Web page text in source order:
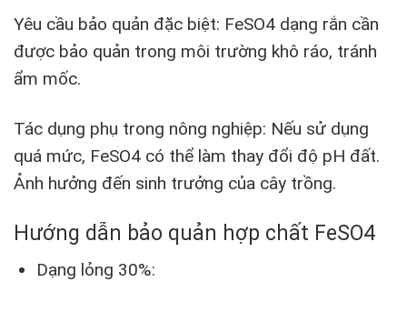
Yêu cầu bảo quản đặc biệt: FeSO4 dạng rắn cần
được bảo quản trong môi trường khô ráo, tránh
ẩm mốc.
Tác dụng phụ trong nông nghiệp: Nếu sử dụng
quá mức, FeSO4 có thể làm thay đổi độ pH đất.
Ảnh hưởng đến sinh trưởng của cây trồng.
Hướng dẫn bảo quản hợp chất FeSO4
Dạng lỏng 30%: